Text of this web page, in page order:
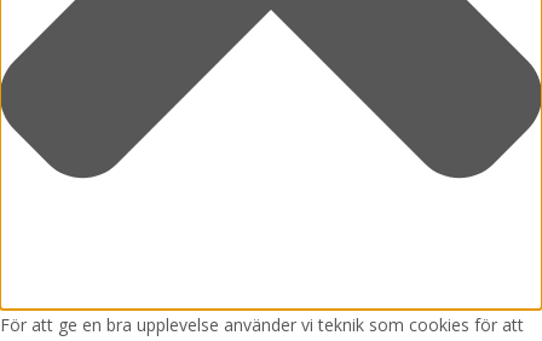
För att ge en bra upplevelse använder vi teknik som cookies för att